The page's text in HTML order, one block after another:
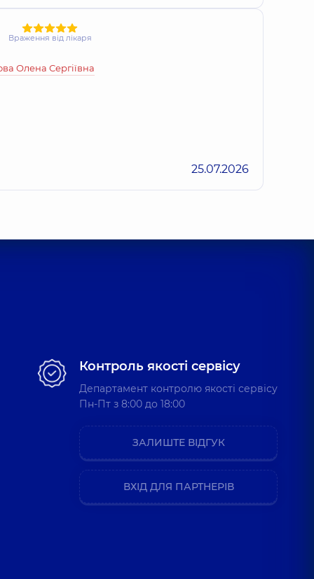
Враження від лікаря
Олена Сергіївна
25.07.2026
Контроль якості сервісу
Департамент контролю якості сервісу
Пн-Пт з 8:00 до 18:00
ЗАЛИШТЕ ВІДГУК
ВХІД ДЛЯ ПАРТНЕРІВ